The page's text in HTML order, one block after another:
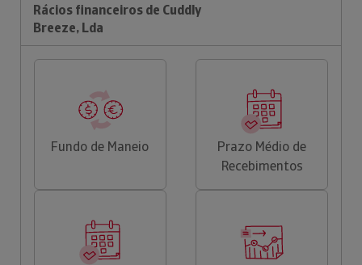
Rácios financeiros de Cuddly
Breeze, Lda
Fundo de Maneio
Prazo Médio de
Recebimentos